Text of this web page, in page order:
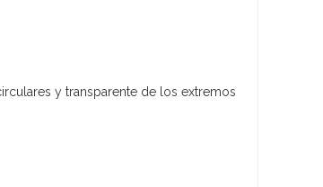
y transparente de los extremos